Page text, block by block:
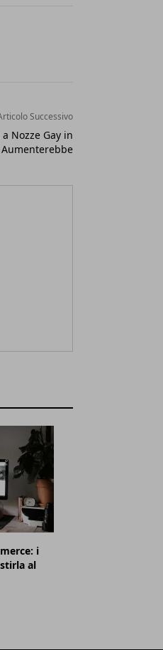
Successivo
Nozze Gay in
i
al